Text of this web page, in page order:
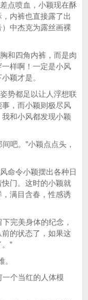
点喷血，小颖现在酥
内裤也直接露了出
中杰克为露丝画裸
和四角内裤，而是肉
样啊！一定是小风
颖才是。
势都足以让人浮想联
，而小颖则极尽风
和小风都发现小颖
吧。”小颖点点头，
命令小颖摆出各种日
门。这时的小颖就
满目含春，性感诱
完美身体的纪念，
的状态了，如果这
”
个当红的人体模